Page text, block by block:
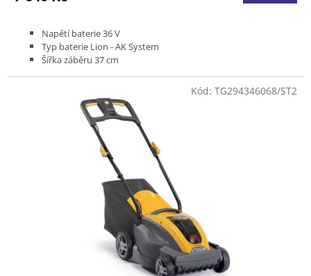
Napětí baterie 36 V
Typ baterie Lion - AK System
Šířka záběru 37 cm
Koš plastový 40 l
Hmotnost (bez baterie) 13 kg
Bez akumulátoru a nabíječky
Kód: TG294346068/ST2